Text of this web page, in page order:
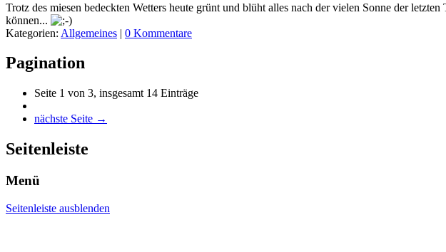
Trotz des miesen bedeckten Wetters heute grünt und blüht alles nach der vielen Sonne der
können...
Kategorien: Allgemeines | 0 Kommentare
Pagination
Seite 1 von 3, insgesamt 14 Einträge
nächste Seite →
Seitenleiste
Menü
Seitenleiste ausblenden